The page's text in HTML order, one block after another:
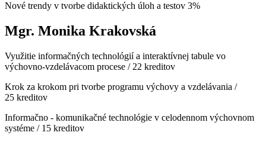
Nové trendy v tvorbe didaktických úloh a testov 3%
Mgr. Monika Krakovská
Využitie informačných technológií a interaktívnej tabule vo
výchovno-vzdelávacom procese / 22 kreditov
Krok za krokom pri tvorbe programu výchovy a vzdelávania /
25 kreditov
Informačno - komunikačné technológie v celodennom výchovnom
systéme / 15 kreditov